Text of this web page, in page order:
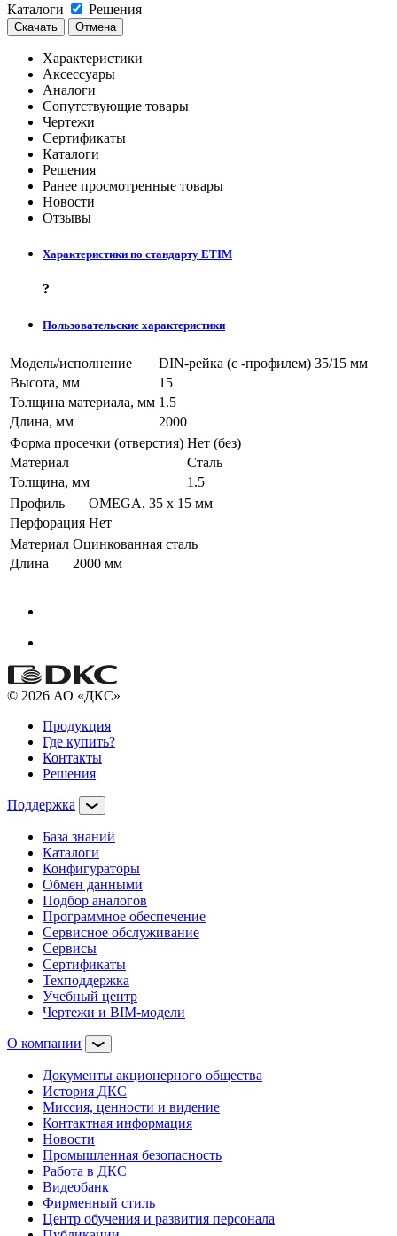
Каталоги
Решения
Скачать Отмена
Характеристики
Аксессуары
Аналоги
Сопутствующие товары
Чертежи
Сертификаты
Каталоги
Решения
Ранее просмотренные товары
Новости
Отзывы
Характеристики по стандарту ETIM
?
Пользовательские характеристики
Модель/исполнение
DIN-рейка (с -профилем) 35/15 мм
Высота, мм
15
Толщина материала, мм 1.5
Длина, мм
2000
Форма просечки (отверстия) Нет (без)
Материал
Сталь
Толщина, мм
1.5
Профиль
OMEGA. 35 х 15 мм
Перфорация Нет
Материал Оцинкованная сталь
Длина
2000 мм
© 2026 АО «ДКС»
Продукция
Где купить?
Контакты
Решения
Поддержка
База знаний
Каталоги
Конфигураторы
Обмен данными
Подбор аналогов
Программное обеспечение
Сервисное обслуживание
Сервисы
Сертификаты
Техподдержка
Учебный центр
Чертежи и BIM-модели
О компании
Документы акционерного общества
История ДКС
Миссия, ценности и видение
Контактная информация
Новости
Промышленная безопасность
Работа в ДКС
Видеобанк
Фирменный стиль
Центр обучения и развития персонала